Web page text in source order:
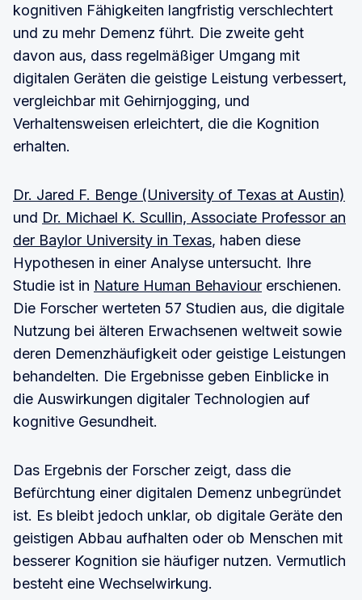
kognitiven Fähigkeiten langfristig verschlechtert
und zu mehr Demenz führt. Die zweite geht
davon aus, dass regelmäßiger Umgang mit
digitalen Geräten die geistige Leistung verbessert,
vergleichbar mit Gehirnjogging, und
Verhaltensweisen erleichtert, die die Kognition
erhalten.
Dr. Jared F. Benge (University of Texas at Austin)
und Dr. Michael K. Scullin, Associate Professor an
der Baylor University in Texas, haben diese
Hypothesen in einer Analyse untersucht. Ihre
Studie ist in Nature Human Behaviour erschienen.
Die Forscher werteten 57 Studien aus, die digitale
Nutzung bei älteren Erwachsenen weltweit sowie
deren Demenzhäufigkeit oder geistige Leistungen
behandelten. Die Ergebnisse geben Einblicke in
die Auswirkungen digitaler Technologien auf
kognitive Gesundheit.
Das Ergebnis der Forscher zeigt, dass die
Befürchtung einer digitalen Demenz unbegründet
ist. Es bleibt jedoch unklar, ob digitale Geräte den
geistigen Abbau aufhalten oder ob Menschen mit
besserer Kognition sie häufiger nutzen. Vermutlich
besteht eine Wechselwirkung.